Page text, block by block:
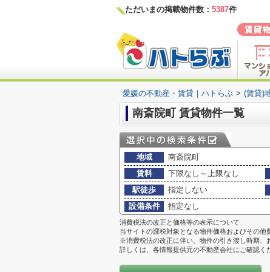
ただいまの掲載物件数： 5387件
愛媛の不動産・賃貸｜ハトらぶ > (賃貸)
南斎院町 賃貸物件一覧
地域
南斎院町
賃料
下限なし～上限なし
駅徒歩
指定しない
設備条件
指定なし
消費税法の改正と価格等の表示について
当サイトの課税対象となる物件価格およびその他
※消費税法の改正に伴い、物件の引き渡し時期、
詳しくは、各情報提供元の不動産会社にご確認く